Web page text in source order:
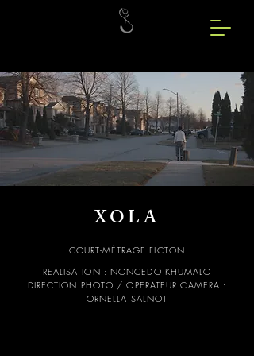
XOLA
COURT-MÉTRAGE FICTON
REALISATION : NONCEDO KHUMALO
DIRECTION PHOTO / OPERATEUR CAMERA :
ORNELLA SALNOT